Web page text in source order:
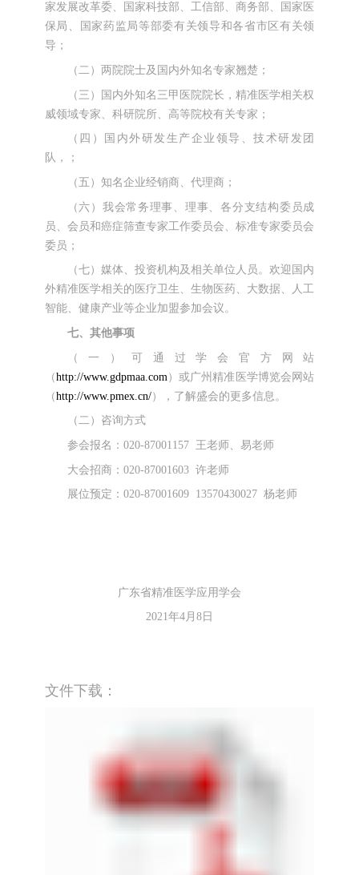
家发展改革委、国家科技部、工信部、商务部、国家医
保局、国家药监局等部委有关领导和各省市区有关领
导；
（二）两院院士及国内外知名专家翘楚；
（三）国内外知名三甲医院院长，精准医学相关权
威领域专家、科研院所、高等院校有关专家；
（四）国内外研发生产企业领导、技术研发团
队，；
（五）知名企业经销商、代理商；
（六）我会常务理事、理事、各分支结构委员成
员、会员和癌症筛查专家工作委员会、标准专家委员会
委员；
（七）媒体、投资机构及相关单位人员。欢迎国内
外精准医学相关的医疗卫生、生物医药、大数据、人工
智能、健康产业等企业加盟参加会议。
七、其他事项
（一）可通过学会官方网站
（http://www.gdpmaa.com ）或广州精准医学博览会网站
（http://www.pmex.cn/），了解盛会的更多信息。
（二）咨询方式
参会报名：020-87001157 王老师、易老师
大会招商：020-87001603 许老师
展位预定：020-87001609 13570430027 杨老师
广东省精准医学应用学会
2021年4月8日
文件下载：